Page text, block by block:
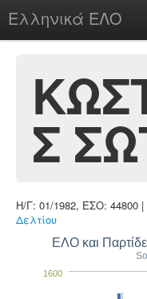
Ελληνικά ΕΛΟ
chesstu.be @ discord
LoginΣ
Η/Γ: 01/1982, ΕΣΟ: 44800 |
Δελτίου
ΕΛΟ και
1600